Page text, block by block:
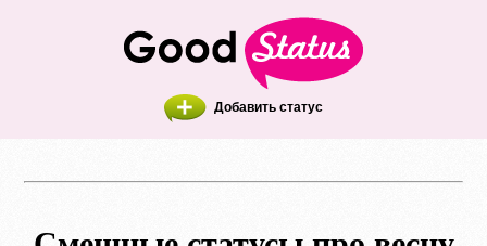
Добавить статус